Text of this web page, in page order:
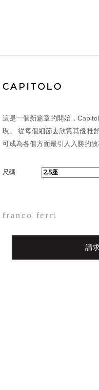
CAPITOLO
這是一個新篇章的開始，
現。 從每個細節去欣賞其優雅
可成為各個方面最引人入勝的故
尺碼
franco ferri